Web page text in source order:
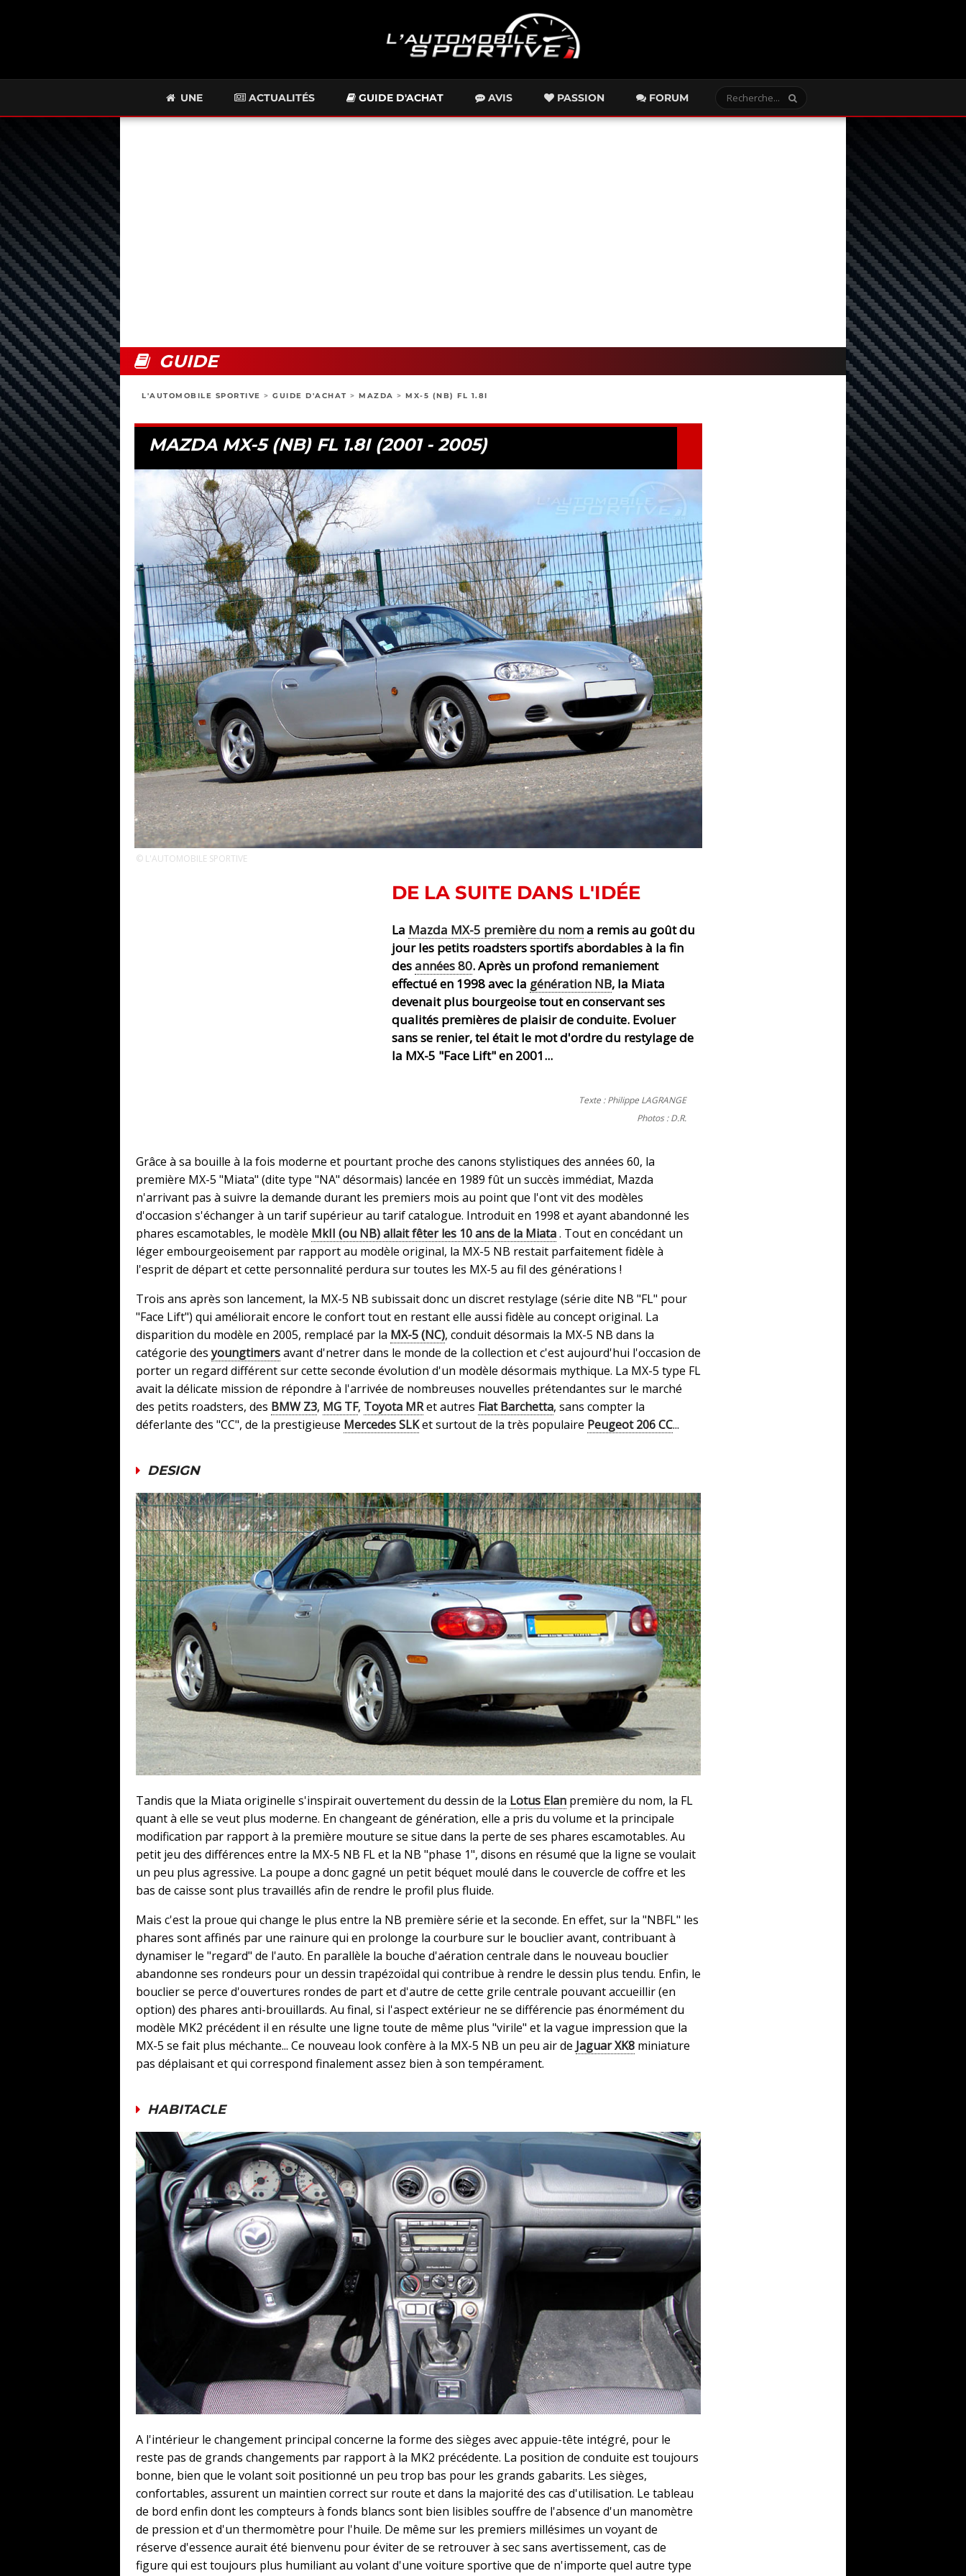
UNE ACTUALITÉS GUIDE D'ACHAT AVIS PASSION FORUM
GUIDE
L'AUTOMOBILE SPORTIVE > GUIDE D'ACHAT > MAZDA > MX-5 (NB) FL 1.8I
MAZDA MX-5 (NB) FL 1.8I (2001 - 2005)
© L'AUTOMOBILE SPORTIVE
DE LA SUITE DANS L'IDÉE
La Mazda MX-5 première du noma remis au goût du
jour les petits roadsters sportifs abordables à la fin
desannées 80. Après un profond remaniement
effectué en 1998 avec la génération NB, la Miata
devenait plus bourgeoise tout en conservant ses
qualités premières de plaisir de conduite. Evoluer
sans se renier, tel était le mot d'ordre du restylage de
la MX-5 "Face Lift" en 2001...
Texte : Philippe LAGRANGE
Photos : D.R.
Grâce à sa bouille à la fois moderne et pourtant proche des canons stylistiques des années 60, la
première MX-5 "Miata" (dite type "NA" désormais) lancée en 1989 fût un succès immédiat, Mazda
n'arrivant pas à suivre la demande durant les premiers mois au point que l'ont vit des modèles
d'occasion s'échanger à un tarif supérieur au tarif catalogue. Introduit en 1998 et ayant abandonné les
phares escamotables, le modèle MkII (ou NB) allait fêter les 10 ans de la Miata. Tout en concédant un
léger embourgeoisement par rapport au modèle original, la MX-5 NB restait parfaitement fidèle à
l'esprit de départ et cette personnalité perdura sur toutes les MX-5 au fil des générations !
Trois ans après son lancement, la MX-5 NB subissait donc un discret restylage (série dite NB "FL" pour
"Face Lift") qui améliorait encore le confort tout en restant elle aussi fidèle au concept original. La
disparition du modèle en 2005, remplacé par la MX-5 (NC), conduit désormais la MX-5 NB dans la
catégorie desyoungtimersavant d'netrer dans le monde de la collection et c'est aujourd'hui l'occasion de
porter un regard différent sur cette seconde évolution d'un modèle désormais mythique. La MX-5 type FL
avait la délicate mission de répondre à l'arrivée de nombreuses nouvelles prétendantes sur le marché
des petits roadsters, des BMW Z3, MG TF, Toyota MRet autres Fiat Barchetta, sans compter la
déferlante des "CC", de la prestigieuse Mercedes SLKet surtout de la très populaire Peugeot 206 CC...
DESIGN
Tandis que la Miata originelle s'inspirait ouvertement du dessin de la Lotus Elan première du nom, la FL
quant à elle se veut plus moderne. En changeant de génération, elle a pris du volume et la principale
modification par rapport à la première mouture se situe dans la perte de ses phares escamotables. Au
petit jeu des différences entre la MX-5 NB FL et la NB "phase 1", disons en résumé que la ligne se voulait
un peu plus agressive. La poupe a donc gagné un petit béquet moulé dans le couvercle de coffre et les
bas de caisse sont plus travaillés afin de rendre le profil plus fluide.
Mais c'est la proue qui change le plus entre la NB première série et la seconde. En effet, sur la "NBFL" les
phares sont affinés par une rainure qui en prolonge la courbure sur le bouclier avant, contribuant à
dynamiser le "regard" de l'auto. En parallèle la bouche d'aération centrale dans le nouveau bouclier
abandonne ses rondeurs pour un dessin trapézoïdal qui contribue à rendre le dessin plus tendu. Enfin, le
bouclier se perce d'ouvertures rondes de part et d'autre de cette grile centrale pouvant accueillir (en
option) des phares anti-brouillards. Au final, si l'aspect extérieur ne se différencie pas énormément du
modèle MK2 précédent il en résulte une ligne toute de même plus "virile" et la vague impression que la
MX-5 se fait plus méchante... Ce nouveau look confère à la MX-5 NB un peu air de Jaguar XK8 miniature
pas déplaisant et qui correspond finalement assez bien à son tempérament.
HABITACLE
A l'intérieur le changement principal concerne la forme des sièges avec appuie-tête intégré, pour le
reste pas de grands changements par rapport à la MK2 précédente. La position de conduite est toujours
bonne, bien que le volant soit positionné un peu trop bas pour les grands gabarits. Les sièges,
confortables, assurent un maintien correct sur route et dans la majorité des cas d'utilisation. Le tableau
de bord enfin dont les compteurs à fonds blancs sont bien lisibles souffre de l'absence d'un manomètre
de pression et d'un thermomètre pour l'huile. De même sur les premiers millésimes un voyant de
réserve d'essence aurait été bienvenu pour éviter de se retrouver à sec sans avertissement, cas de
figure qui est toujours plus humiliant au volant d'une voiture sportive que de n'importe quel autre type